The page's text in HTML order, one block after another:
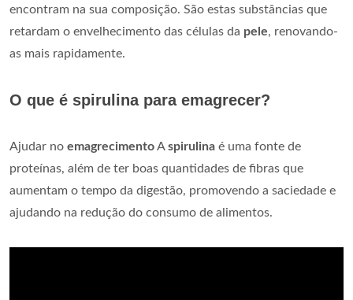
encontram na sua composição. São estas substâncias que
retardam o envelhecimento das células da pele, renovando-
as mais rapidamente.
O que é spirulina para emagrecer?
Ajudar no emagrecimentoAspirulina é uma fonte de
proteínas, além de ter boas quantidades de fibras que
aumentam o tempo da digestão, promovendo a saciedade e
ajudando na redução do consumo de alimentos.